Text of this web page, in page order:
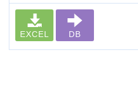
EXCEL DB